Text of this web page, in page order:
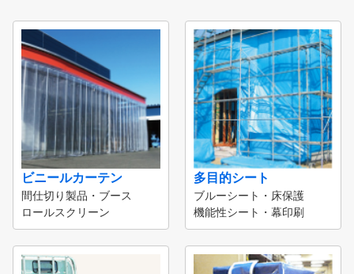
ビニールカーテン
間仕切り製品・ブース
ロールスクリーン
多目的シート
ブルーシート・床保護
機能性シート・幕印刷